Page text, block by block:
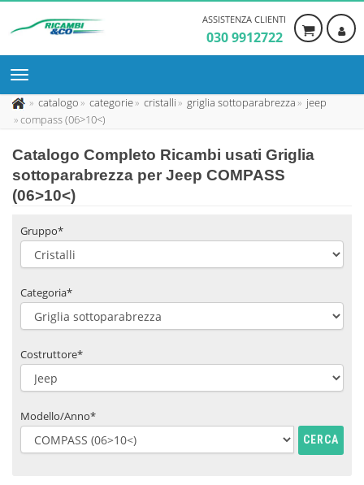
ASSISTENZA CLIENTI
030 9912722
catalogo categorie cristalli griglia sottoparabrezza
jeep
compass (06>10<)
Catalogo Completo Ricambi usati Griglia
sottoparabrezza per Jeep COMPASS
(06>10<)
Gruppo*
Categoria*
Costruttore*
Modello/Anno*
CERCA